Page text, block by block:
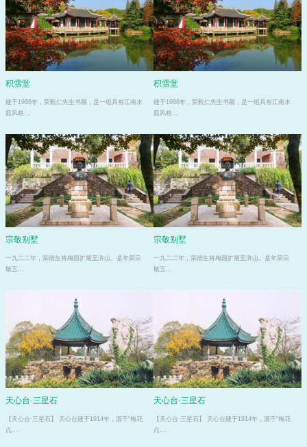
积雪堂
建于1986年，荣毅仁先生书额，是一组具有江南水
庭风格…
积雪堂
建于1986年，荣毅仁先生书额，是一组具有江南水
庭风格…
宗敬别墅
一九二二年，荣德生将梅园扩展至浒山。是年荣宗
敬五…
宗敬别墅
一九二二年，荣德生将梅园扩展至浒山。是年荣宗
敬五…
天心台·三星石
【天心台·三星石】 天心台建于1914年，源于“梅花
点…
天心台·三星石
【天心台·三星石】 天心台建于1914年，源于“梅花
点…